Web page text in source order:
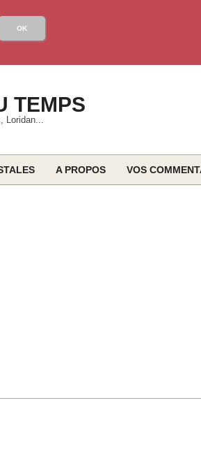
TEMPS
Loridan...
A PROPOS VOS